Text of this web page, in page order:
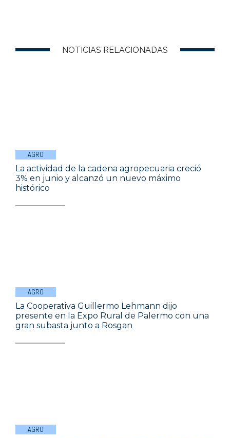
NOTICIAS RELACIONADAS
AGRO
La actividad de la cadena agropecuaria creció
3% en junio y alcanzó un nuevo máximo
histórico
AGRO
La Cooperativa Guillermo Lehmann dijo
presente en la Expo Rural de Palermo con una
gran subasta junto a Rosgan
AGRO